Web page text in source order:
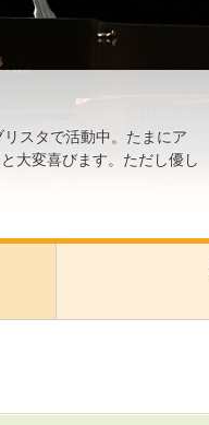
スタで活動中。たまにア
大変喜びます。ただし優し